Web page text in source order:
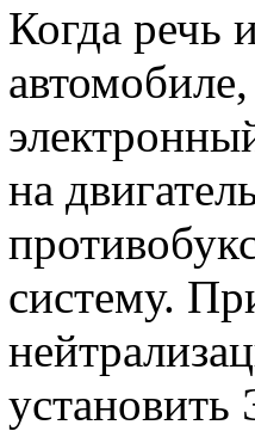
Когда речь
на
систему.